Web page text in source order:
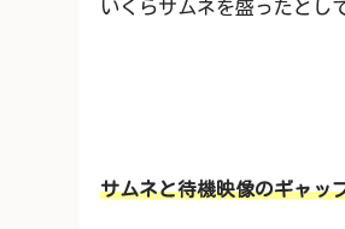
いくらサムネを盛ったとし
サムネと待機映像のギャッ